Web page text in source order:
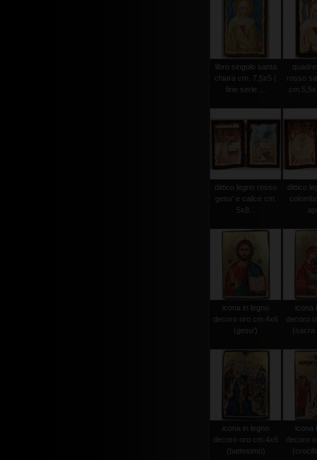
libro singolo santa
chiara cm. 7,5x5 (
fine serie ...
rosso
dittico legno rosso
gesu' e calice cm.
5x8...
dittico
icona in legno
decoro oro cm.4x6
(gesu')
icona
decoro
(sacra
icona in legno
decoro oro cm.4x6
(battesimo)
icona
decoro